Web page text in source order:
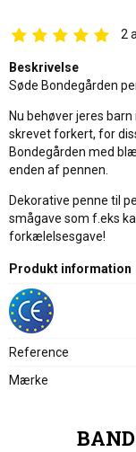
2
Beskrivelse
Søde Bondegården
Nu behøver jeres
skrevet forkert, for
Bondegården med
enden af pennen.
Dekorative penne til
smågave som f.eks
forkælelsesgave!
Produkt information
Reference
Mærke